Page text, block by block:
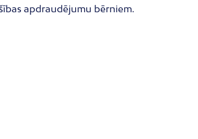
apdraudējumu bērniem.